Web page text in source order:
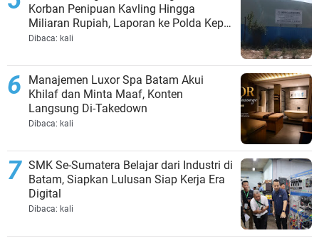
Korban Penipuan Kavling Hingga
Miliaran Rupiah, Laporan ke Polda Kepri
Jalan di Tempat?
Dibaca: kali
Manajemen Luxor Spa Batam Akui
Khilaf dan Minta Maaf, Konten
Langsung Di-Takedown
Dibaca: kali
SMK Se-Sumatera Belajar dari Industri di
Batam, Siapkan Lulusan Siap Kerja Era
Digital
Dibaca: kali